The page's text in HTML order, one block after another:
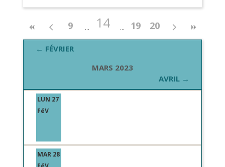
9 14 19 20
← FÉVRIER
MARS 2023
AVRIL →
LUN 27
FéV
MAR 28